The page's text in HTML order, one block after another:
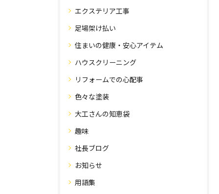
エクステリア工事
足場架け払い
住まいの健康・安心アイテム
ハウスクリーニング
リフォームでの心配事
色々な塗装
大工さんの知恵袋
趣味
社長ブログ
お知らせ
用語集